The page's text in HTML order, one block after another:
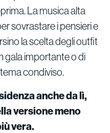
La musica alta
sovrastare i pensieri e
la scelta degli outfit
gala importante o di
condiviso.
anche da lì,
versione meno
vera.